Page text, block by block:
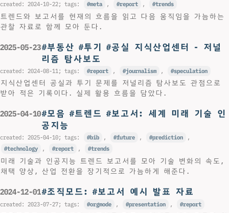
created: 2024-10-22; tags: meta , report , trends
트렌드와 보고서를 현재의 흐름을 읽고 다음 움직임을 가늠하는
관찰 자료로 함께 모아 둔다.
2025-05-23#부동산 #투기 #공실 지식산업센터 - 저널
리즘 탐사보도
created: 2024-08-11 ; tags: report , journalism , speculation
지식산업센터 공실과 투기 문제를 저널리즘 탐사보도 관점으로
받아 적은 기록이다. 실제 활용 흐름을 담았다.
2025-04-10#모음 #트렌드 #보고서: 세계 미래 기술 인
공지능
created: 2025-04-10; tags: bib , future , prediction
,
technology
, report , trends
미래 기술과 인공지능 트렌드 보고서를 모아 기술 변화의 속도,
채택 양상, 산업 전환을 장기적으로 가늠하게 해준다.
2024-12-01#조직모드: #보고서 예시 발표 자료
created: 2023-07-27; tags: orgmode , presentation , report